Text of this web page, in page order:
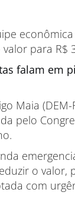
para R$
falam em
Maia (DEM-
pelo
o valor,
com